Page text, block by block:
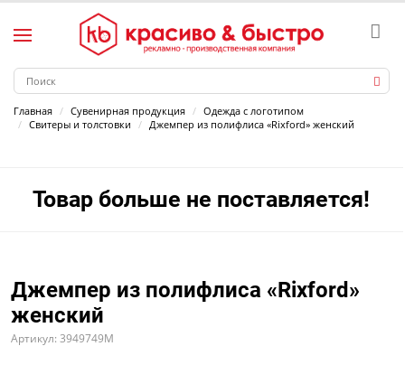
Главная Сувенирная продукция
Одежда с логотипом
Свитеры и толстовки
Джемпер из полифлиса «Rixford» женский
Товар больше не поставляется!
Джемпер из полифлиса «Rixford»
женский
Артикул: 3949749M